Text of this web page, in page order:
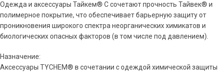
Одежда и аксессуары Тайкем® C сочетают прочность Тайвек® и
полимерное покрытие, что обеспечивает барьерную защиту от
проникновения широкого спектра неорганических химикатов и
биологических опасных факторов (в том числе под давлением).
Назначение:
Аксессуары TYCHEM® в сочетании с одеждой химической защиты